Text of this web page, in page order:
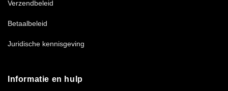
Verzendbeleid
Betaalbeleid
Juridische kennisgeving
Informatie en hulp